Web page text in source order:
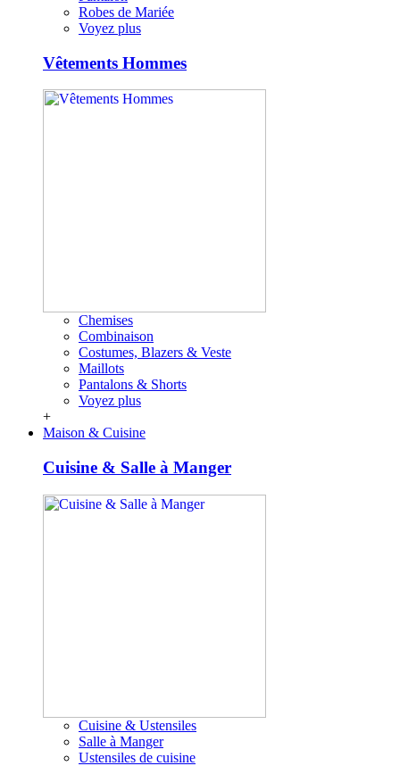
Robes de Mariée
Voyez plus
Vêtements Hommes
Chemises
Combinaison
Costumes, Blazers & Veste
Maillots
Pantalons & Shorts
Voyez plus
+
Maison & Cuisine
Cuisine & Salle à Manger
Cuisine & Ustensiles
Salle à Manger
Ustensiles de cuisine